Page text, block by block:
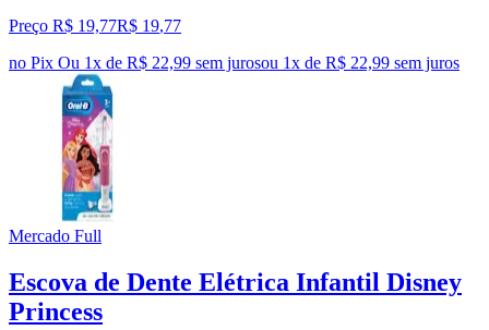
Preço R$ 19,77R$ 19,77
no Pix Ou 1x de R$ 22,99 sem jurosou 1x de R$ 22,99 sem juros
Mercado Full
Escova de Dente Elétrica Infantil Disney
Princess